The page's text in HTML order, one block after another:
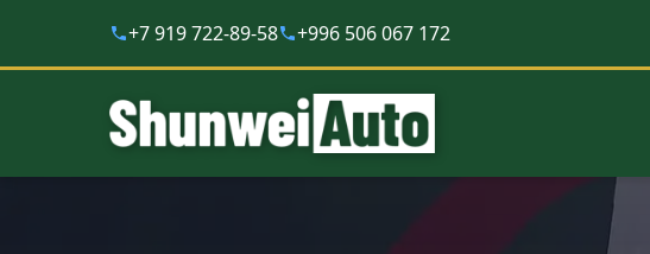
+7 919 722-89-58 +996 506 067 172